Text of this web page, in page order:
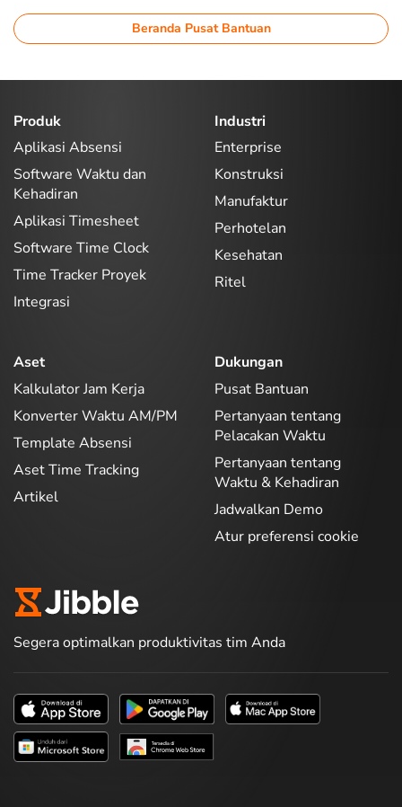
Beranda Pusat Bantuan
Produk
Aplikasi Absensi
Software Waktu dan
Kehadiran
Aplikasi Timesheet
Software Time Clock
Time Tracker Proyek
Integrasi
Industri
Enterprise
Konstruksi
Manufaktur
Perhotelan
Kesehatan
Ritel
Aset
Kalkulator Jam Kerja
Konverter Waktu AM/PM
Template Absensi
Aset Time Tracking
Artikel
Dukungan
Pusat Bantuan
Pertanyaan tentang
Pelacakan Waktu
Pertanyaan tentang
Waktu & Kehadiran
Jadwalkan Demo
Atur preferensi cookie
Segera optimalkan produktivitas tim Anda